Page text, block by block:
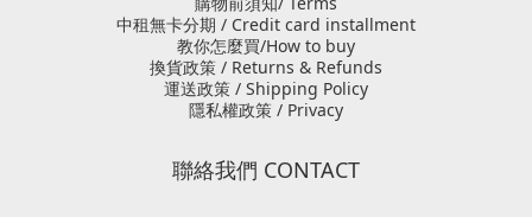
中租無卡分期 / Credit card installment
教你怎麼買/How to buy
換貨政策 / Returns & Refunds
運送政策 / Shipping Policy
隱私權政策 / Privacy
聯絡我們 CONTACT